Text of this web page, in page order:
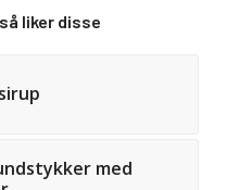
liker disse
med